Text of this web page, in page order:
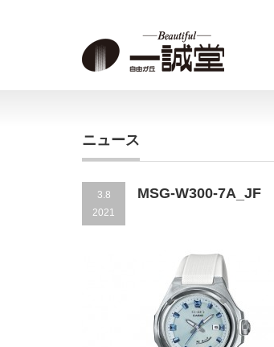
ニュース
3.8
2021
MSG-W300-7A_JF